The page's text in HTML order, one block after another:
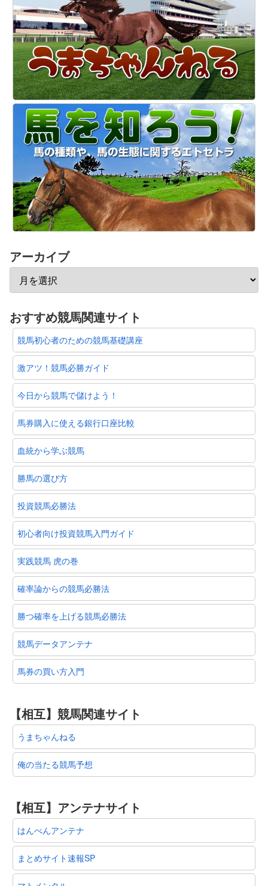
アーカイブ
おすすめ競馬関連サイト
競馬初心者のための競馬基礎講座
激アツ！競馬必勝ガイド
今日から競馬で儲けよう！
馬券購入に使える銀行口座比較
血統から学ぶ競馬
勝馬の選び方
投資競馬必勝法
初心者向け投資競馬入門ガイド
実践競馬 虎の巻
確率論からの競馬必勝法
勝つ確率を上げる競馬必勝法
競馬データアンテナ
馬券の買い方入門
【相互】競馬関連サイト
うまちゃんねる
俺の当たる競馬予想
【相互】アンテナサイト
はんぺんアンテナ
まとめサイト速報SP